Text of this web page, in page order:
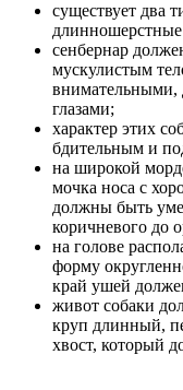
существует два
длинношерстные
сенбернар
мускулистым
глазами;
характер этих
бдительным и
на широкой
мочка носа с
должны быть
коричневого до
на голове
форму
край ушей
живот собаки
круп длинный,
хвост, который